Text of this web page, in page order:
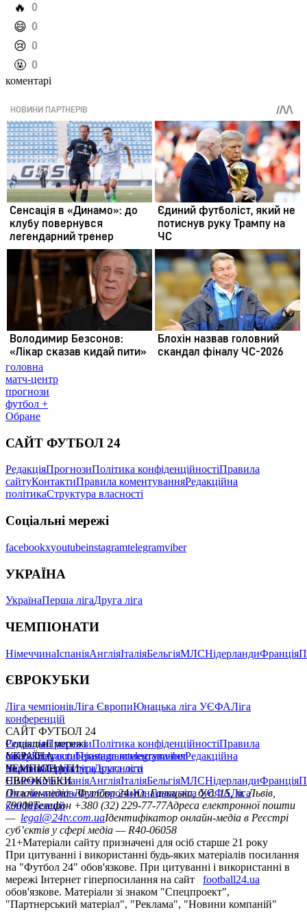
️🔥 0
️😄 0
️😢 0
️🤬 0
коментарі
головна
матч-центр
прогнози
футбол +
Обране
САЙТ ФУТБОЛ 24
РедакціяПрогнозиПолітика конфіденційностіПравила
сайтуКонтактиПравила коментуванняРедакційна
політикаСтруктура власності
Соціальні мережі
facebookxyoutubeinstagramtelegramviber
УКРАЇНА
УкраїнаПерша лігаДруга ліга
ЧЕМПІОНАТИ
НімеччинаІспаніяАнгліяІталіяБельгіяМЛСНідерландиФранція
ЄВРОКУБКИ
Ліга чемпіонівЛіга ЄвропиЮнацька ліга УЄФАЛіга
конференцій
САЙТ ФУТБОЛ 24
РедакціяПрогнозиПолітика конфіденційностіПравила
сайтуКонтактиПравила коментуванняРедакційна
політикаСтруктура власності
Соціальні мережі
facebookxyoutubeinstagramtelegramviber
УКРАЇНА
УкраїнаПерша лігаДруга ліга
ЧЕМПІОНАТИ
НімеччинаІспаніяАнгліяІталіяБельгіяМЛСНідерландиФранція
ЄВРОКУБКИ
Ліга чемпіонівЛіга ЄвропиЮнацька ліга УЄФАЛіга
конференцій
Онлайн-медіа «Футбол 24»пл. Галицька, буд. 15, м. Львів,
79008Телефон +380 (32) 229-77-77Адреса електронної пошти
— legal@24tv.com.uaІдентифікатор онлайн-медіа в Реєстрі
суб’єктів у сфері медіа — R40-06058
21+Матеріали сайту призначені для осіб старше 21 року
При цитуванні і використанні будь-яких матеріалів посилання
на "Футбол 24" обов'язкове. При цитуванні і використанні в
мережі Інтернет гіперпосилання на сайт
football24.ua
обов'язкове. Матеріали зі знаком "Спецпроект",
"Партнерський матеріал", "Реклама", "Новини компаній"